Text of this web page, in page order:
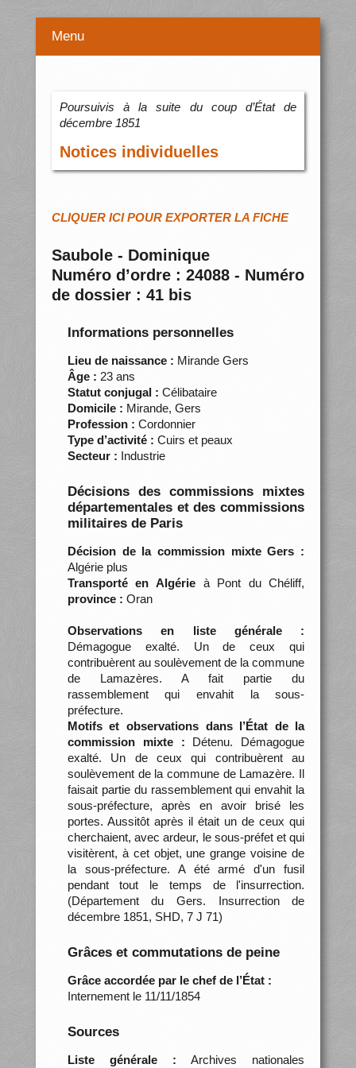
Menu
Poursuivis à la suite du coup d’État de
décembre 1851
Notices individuelles
CLIQUER ICI POUR EXPORTER LA FICHE
Saubole - Dominique
Numéro d’ordre : 24088 - Numéro
de dossier : 41 bis
Informations personnelles
Lieu de naissance : Mirande Gers
Âge : 23 ans
Statut conjugal : Célibataire
Domicile : Mirande, Gers
Profession : Cordonnier
Type d’activité : Cuirs et peaux
Secteur : Industrie
Décisions des commissions mixtes
départementales et des commissions
militaires de Paris
Décision de la commission mixte Gers :
Algérie plus
Transporté en Algérieà Pont du Chéliff,
province : Oran
Observations en liste générale :
Démagogue exalté. Un de ceux qui
contribuèrent au soulèvement de la commune
de Lamazères. A fait partie du
rassemblement qui envahit la sous-
préfecture.
Motifs et observations dans l’État de la
commission mixte : Détenu. Démagogue
exalté. Un de ceux qui contribuèrent au
soulèvement de la commune de Lamazère. Il
faisait partie du rassemblement qui envahit la
sous-préfecture, après en avoir brisé les
portes. Aussitôt après il était un de ceux qui
cherchaient, avec ardeur, le sous-préfet et qui
visitèrent, à cet objet, une grange voisine de
la sous-préfecture. A été armé d'un fusil
pendant tout le temps de l'insurrection.
(Département du Gers. Insurrection de
décembre 1851, SHD, 7 J 71)
Grâces et commutations de peine
Grâce accordée par le chef de l’État :
Internement le 11/11/1854
Sources
Liste générale : Archives nationales